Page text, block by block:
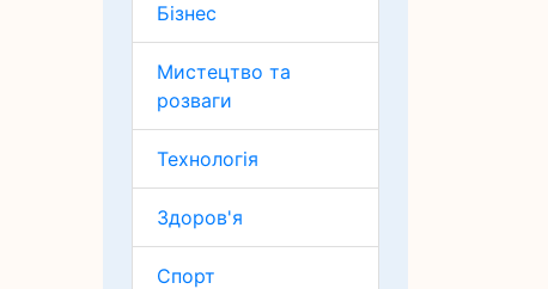
Бізнес
Мистецтво та
розваги
Технологія
Здоров'я
Спорт